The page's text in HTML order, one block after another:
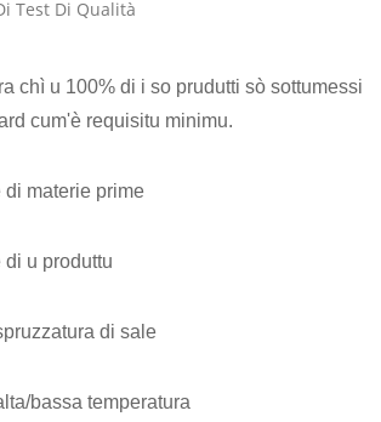
Test Di Qualità
chì u 100% di i so prudutti sò sottumessi
cum'è requisitu minimu.
di materie prime
di u produttu
di sale
bassa temperatura